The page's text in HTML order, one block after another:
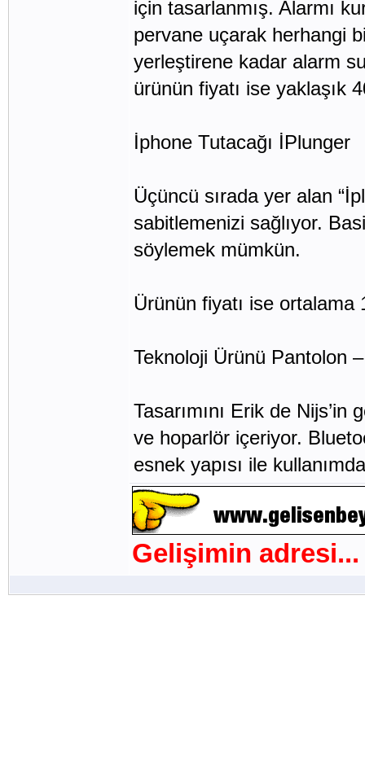
için tasarlanmış. Alarmı
pervane uçarak herhangi
yerleştirene kadar alarm
ürünün fiyatı ise yaklaşık
İphone Tutacağı İPlunger
Üçüncü sırada yer alan
sabitlemenizi sağlıyor.
söylemek mümkün.
Ürünün fiyatı ise ortalama
Teknoloji Ürünü Pantolon
Tasarımını Erik de
ve hoparlör içeriyor.
esnek yapısı ile
Gelişimin adresi...